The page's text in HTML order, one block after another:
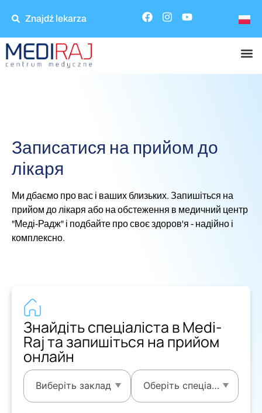
Znajdź lekarza
Записатися на прийом до
лікаря
Ми дбаємо про вас і ваших близьких. Запишіться на
прийом до лікаря або на обстеження в медичний центр
"Меді-Радж" і подбайте про своє здоров'я - надійно і
комплексно.
Знайдіть спеціаліста в Medi-
Raj та запишіться на прийом
онлайн
Виберіть заклад Оберіть спеціалізацію